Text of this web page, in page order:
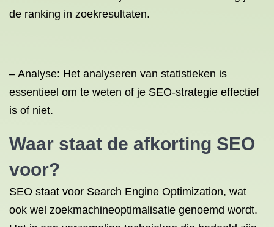
de ranking in zoekresultaten.
– Analyse: Het analyseren van statistieken is
essentieel om te weten of je SEO-strategie effectief
is of niet.
Waar staat de afkorting SEO
voor?
SEO staat voor Search Engine Optimization, wat
ook wel zoekmachineoptimalisatie genoemd wordt.